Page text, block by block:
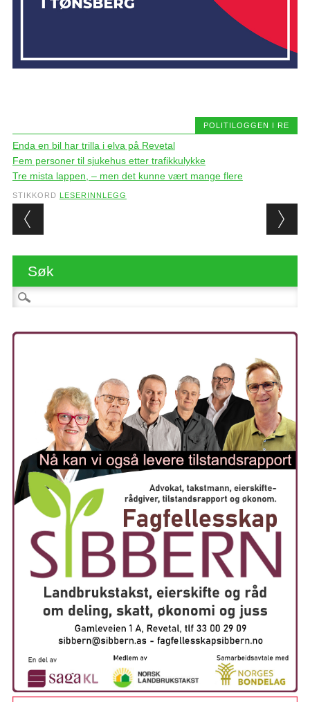
POLITILOGGEN I RE
Enda en bil har trilla i elva på Revetal
Fem personer til sjukehus etter trafikkulykke
Tre mista lappen, – men det kunne vært mange flere
STIKKORD LESERINNLEGG
Post navigation
Søk
Søk etter: